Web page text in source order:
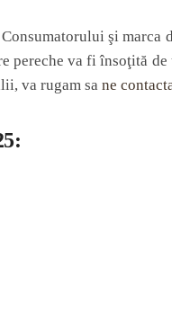
şi marca
va fi însoţită
va rugam sa ne